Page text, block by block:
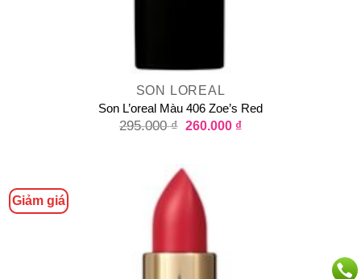
SON LOREAL
Son L’oreal Màu 406 Zoe’s Red
295.000₫ 260.000 ₫
Giảm giá